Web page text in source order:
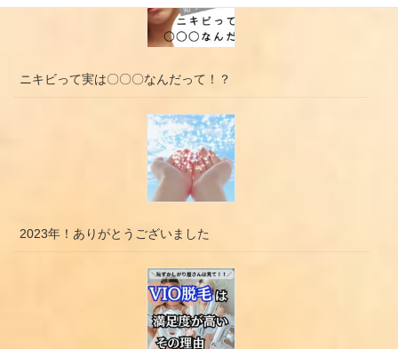
ニキビって実は〇〇〇なんだって！？
2023年！ありがとうございました